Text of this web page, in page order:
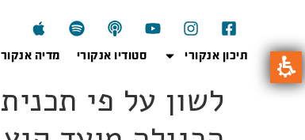
תיכון אנקורי סטודיו אנקורי מדיה